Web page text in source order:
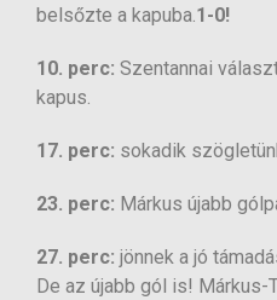
belsőzte a kapuba.1-0!
10. perc: Szentannai
kapus.
17. perc: sokadik
23. perc: Márkus újabb
27. perc: jönnek a jó
De az újabb gól is!